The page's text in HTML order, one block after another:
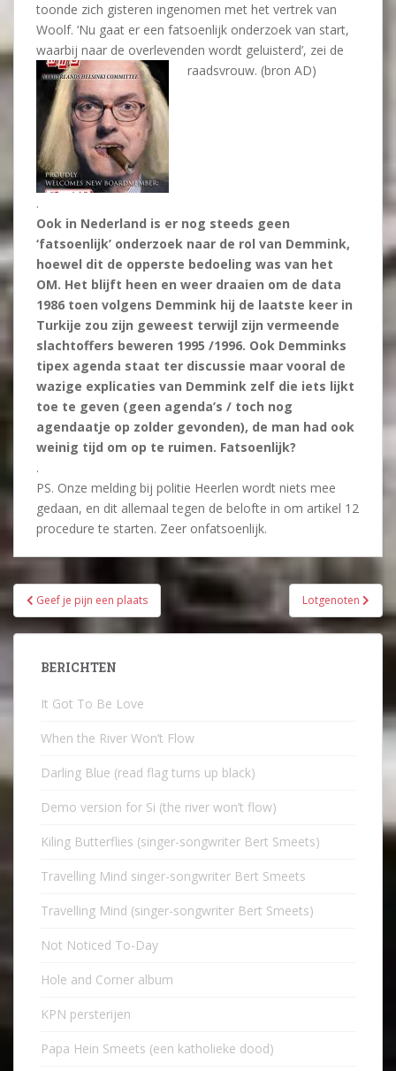
toonde zich gisteren ingenomen met het vertrek van
Woolf. ‘Nu gaat er een fatsoenlijk onderzoek van start,
waarbij naar de overlevenden wordt geluisterd’, zei de
raadsvrouw. (bron AD)
.
Ook in Nederland is er nog steeds geen
‘fatsoenlijk’ onderzoek naar de rol van Demmink,
hoewel dit de opperste bedoeling was van het
OM. Het blijft heen en weer draaien om de data
1986 toen volgens Demmink hij de laatste keer in
Turkije zou zijn geweest terwijl zijn vermeende
slachtoffers beweren 1995 /1996. Ook Demminks
tipex agenda staat ter discussie maar vooral de
wazige explicaties van Demmink zelf die iets lijkt
toe te geven (geen agenda’s / toch nog
agendaatje op zolder gevonden), de man had ook
weinig tijd om op te ruimen. Fatsoenlijk?
.
PS. Onze melding bij politie Heerlen wordt niets mee
gedaan, en dit allemaal tegen de belofte in om artikel 12
procedure te starten. Zeer onfatsoenlijk.
Bericht
navigatie
Geef je pijn een plaats Lotgenoten
BERICHTEN
It Got To Be Love
When the River Won’t Flow
Darling Blue (read flag turns up black)
Demo version for Si (the river won’t flow)
Kiling Butterflies (singer-songwriter Bert Smeets)
Travelling Mind singer-songwriter Bert Smeets
Travelling Mind (singer-songwriter Bert Smeets)
Not Noticed To-Day
Hole and Corner album
KPN persterijen
Papa Hein Smeets (een katholieke dood)